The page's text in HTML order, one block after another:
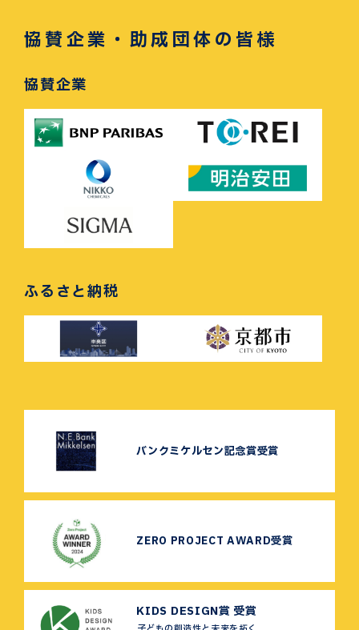
協賛企業・助成団体の皆様
協賛企業
ふるさと納税
バンクミケルセン記念賞受賞
ZERO PROJECT AWARD受賞
KIDS DESIGN賞 受賞